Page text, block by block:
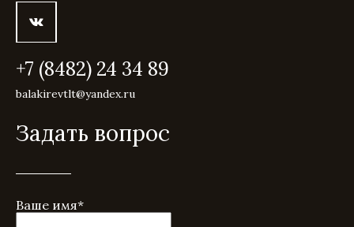
+7 (8482) 24 34 89
balakirevtlt@yandex.ru
Задать вопрос
Ваше имя*